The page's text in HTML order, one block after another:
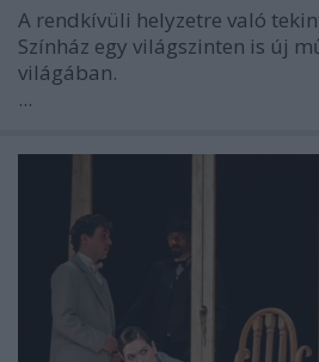
A rendkívüli helyzetre való
Színház egy világszinten is új
világában.
...